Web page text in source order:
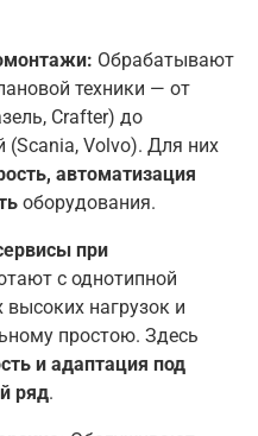
Обрабатывают
техники — от
Crafter) до
(Scania, Volvo). Для них
автоматизация
оборудования.
при
с однотипной
высоких нагрузок и
простою. Здесь
и адаптация под
ряд.